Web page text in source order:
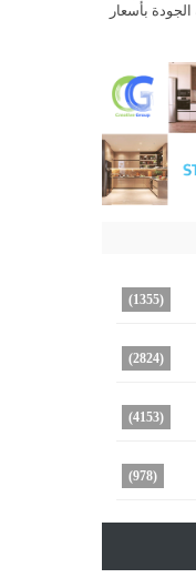
بأسعار
(1355)
(2824)
(4153)
(978)